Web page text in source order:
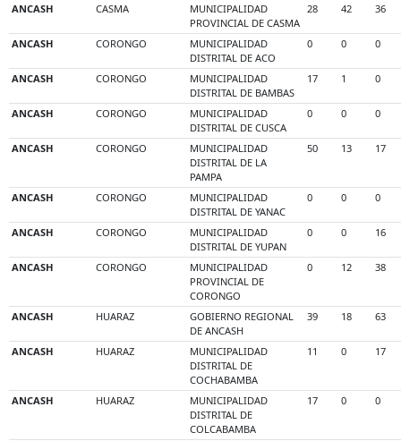
ANCASH CASMA
MUNICIPALIDAD
PROVINCIAL DE CASMA
28 42 36
ANCASH CORONGO
MUNICIPALIDAD
DISTRITAL DE ACO
0 0 0
ANCASH CORONGO
MUNICIPALIDAD
DISTRITAL DE BAMBAS
17 1 0
ANCASH CORONGO
MUNICIPALIDAD
DISTRITAL DE CUSCA
0 0 0
ANCASH CORONGO
MUNICIPALIDAD
DISTRITAL DE LA
PAMPA
50 13 17
ANCASH CORONGO
MUNICIPALIDAD
DISTRITAL DE YANAC
0 0 0
ANCASH CORONGO
MUNICIPALIDAD
DISTRITAL DE YUPAN
0 0 16
ANCASH CORONGO
MUNICIPALIDAD
PROVINCIAL DE
CORONGO
0 12 38
ANCASH HUARAZ
GOBIERNO REGIONAL
DE ANCASH
39 18 63
ANCASH HUARAZ
MUNICIPALIDAD
DISTRITAL DE
COCHABAMBA
11 0 17
ANCASH HUARAZ
MUNICIPALIDAD
DISTRITAL DE
COLCABAMBA
17 0 0